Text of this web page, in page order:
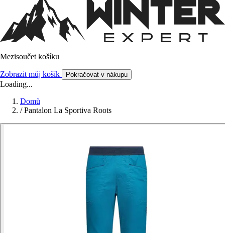
Mezisoučet košíku
Zobrazit můj košík Pokračovat v nákupu
Loading...
Domů
/ Pantalon La Sportiva Roots